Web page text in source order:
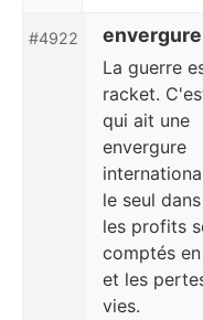
#4922 envergure
La guerre
racket.
qui ait une
envergure
le seul
les profits
comptés
et les
vies.